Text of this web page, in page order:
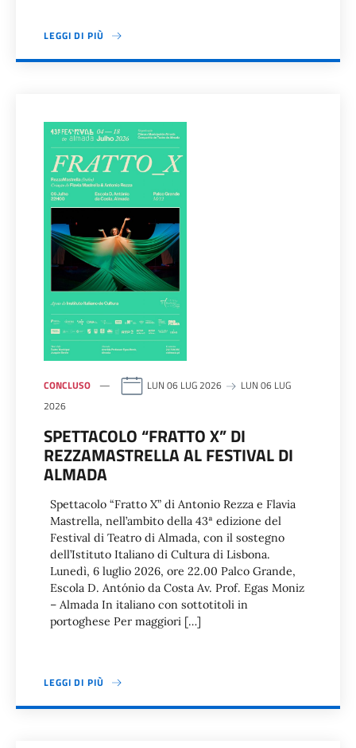
LEGGI DI PIÙ
CONCLUSO LUN 06 LUG 2026
LUN 06 LUG
2026
SPETTACOLO “FRATTO X” DI
REZZAMASTRELLA AL FESTIVAL DI
ALMADA
Spettacolo “Fratto X” di Antonio Rezza e Flavia
Mastrella, nell’ambito della 43ª edizione del
Festival di Teatro di Almada, con il sostegno
dell’Istituto Italiano di Cultura di Lisbona.
Lunedì, 6 luglio 2026, ore 22.00 Palco Grande,
Escola D. António da Costa Av. Prof. Egas Moniz
– Almada In italiano con sottotitoli in
portoghese Per maggiori […]
LEGGI DI PIÙ